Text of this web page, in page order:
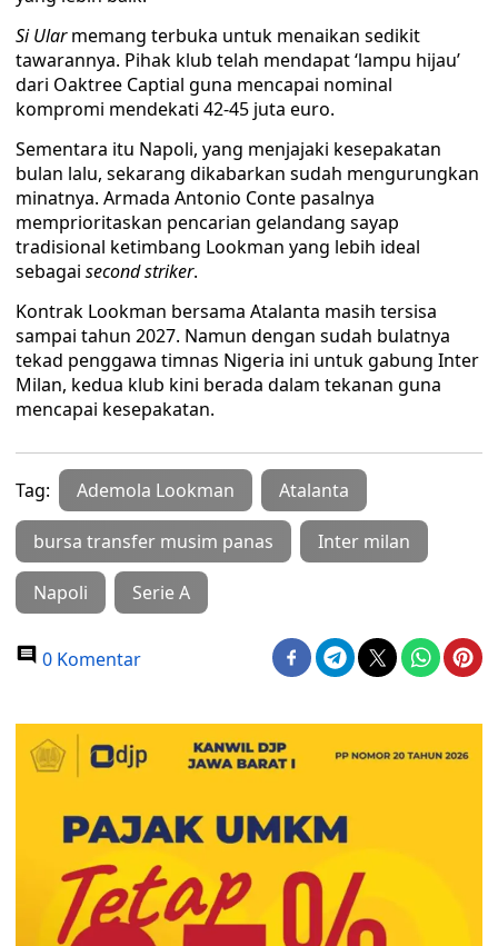
Si Ularmemang terbuka untuk menaikan sedikit
tawarannya. Pihak klub telah mendapat ‘lampu hijau’
dari Oaktree Captial guna mencapai nominal
kompromi mendekati 42-45 juta euro.
Sementara itu Napoli, yang menjajaki kesepakatan
bulan lalu, sekarang dikabarkan sudah mengurungkan
minatnya. Armada Antonio Conte pasalnya
memprioritaskan pencarian gelandang sayap
tradisional ketimbang Lookman yang lebih ideal
sebagai second striker.
Kontrak Lookman bersama Atalanta masih tersisa
sampai tahun 2027. Namun dengan sudah bulatnya
tekad penggawa timnas Nigeria ini untuk gabung Inter
Milan, kedua klub kini berada dalam tekanan guna
mencapai kesepakatan.
Tag: Ademola Lookman Atalanta
bursa transfer musim panas Inter milan
Napoli Serie A
0 Komentar